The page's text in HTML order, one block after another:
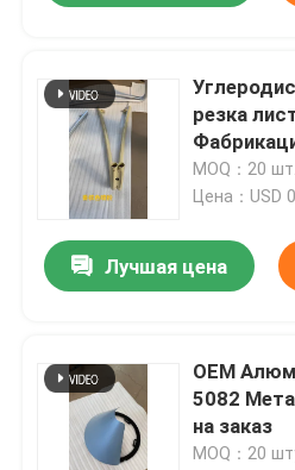
О Компании
Наша фабрика
контроль качества
контактные данные
Отправить запрос
резка
Запчасти
MOQ：20 шт.
Цена：USD
Лучшая цена
OEM
5082
на заказ
MOQ：20